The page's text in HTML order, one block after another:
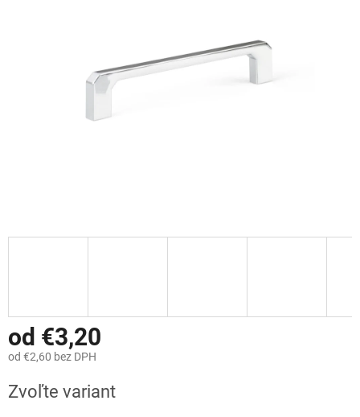
od €3,20
od €2,60 bez DPH
cena:
Zvoľte variant